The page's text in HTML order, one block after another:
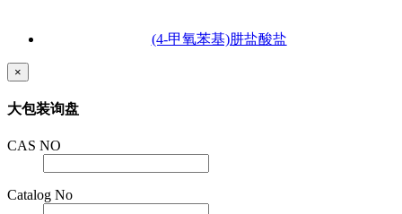
(4-甲氧苯基)肼盐酸盐
×
大包装询盘
CAS NO
Catalog No